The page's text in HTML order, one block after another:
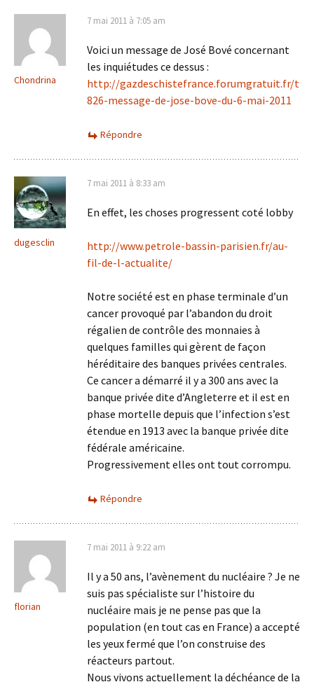
Chondrina
7 mai 2011 à 7:05 am
Voici un message de José Bové concernant
les inquiétudes ce dessus :
http://gazdeschistefrance.forumgratuit.fr/t
826-message-de-jose-bove-du-6-mai-2011
Répondre
dugesclin
7 mai 2011 à 8:33 am
En effet, les choses progressent coté lobby
http://www.petrole-bassin-parisien.fr/au-
fil-de-l-actualite/
Notre société est en phase terminale d’un
cancer provoqué par l’abandon du droit
régalien de contrôle des monnaies à
quelques familles qui gèrent de façon
héréditaire des banques privées centrales.
Ce cancer a démarré il y a 300 ans avec la
banque privée dite d’Angleterre et il est en
phase mortelle depuis que l’infection s’est
étendue en 1913 avec la banque privée dite
fédérale américaine.
Progressivement elles ont tout corrompu.
Répondre
florian
7 mai 2011 à 9:22 am
Il y a 50 ans, l’avènement du nucléaire ? Je ne
suis pas spécialiste sur l’histoire du
nucléaire mais je ne pense pas que la
population (en tout cas en France) a accepté
les yeux fermé que l’on construise des
réacteurs partout.
Nous vivons actuellement la déchéance de la